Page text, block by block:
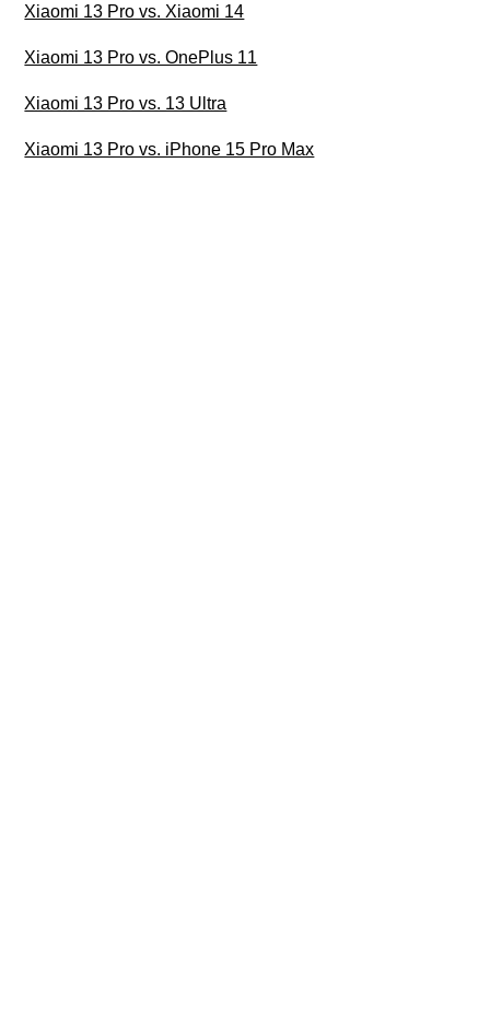
Xiaomi 13 Pro vs. Xiaomi 14
Xiaomi 13 Pro vs. OnePlus 11
Xiaomi 13 Pro vs. 13 Ultra
Xiaomi 13 Pro vs. iPhone 15 Pro Max